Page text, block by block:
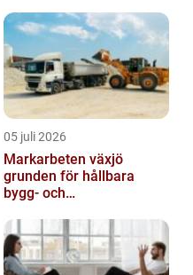
05 juli 2026
Markarbeten växjö
grunden för hållbara
bygg- och